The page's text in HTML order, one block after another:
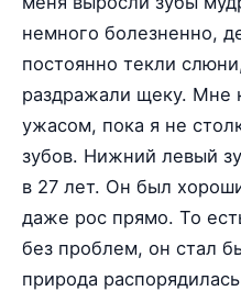
немного болезненно,
постоянно текли
раздражали щеку. Мне
ужасом, пока я не
зубов. Нижний левый
в 27 лет. Он был
даже рос прямо. То
без проблем, он стал
природа